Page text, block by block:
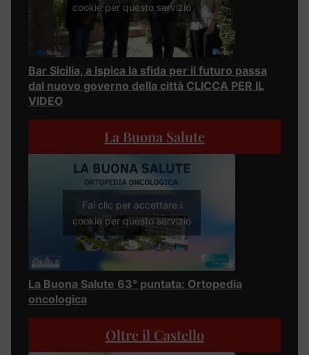
cookie per questo servizio
Bar Sicilia, a Ispica la sfida per il futuro passa
dal nuovo governo della città CLICCA PER IL
VIDEO
La Buona Salute
Fai clic per accettare i
cookie per questo servizio
La Buona Salute 63° puntata: Ortopedia
oncologica
Oltre il Castello